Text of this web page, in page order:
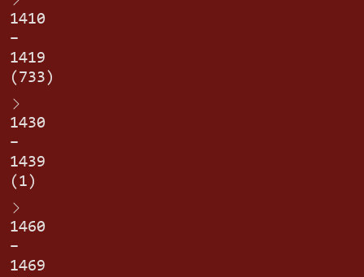
1410
–
1419
(733)
1430
–
1439
(1)
1460
–
1469